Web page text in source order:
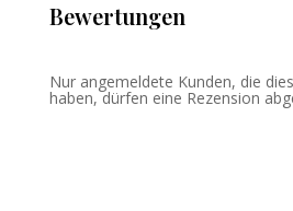
Bewertungen
Nur angemeldete Kunden, die
haben, dürfen eine Rezension